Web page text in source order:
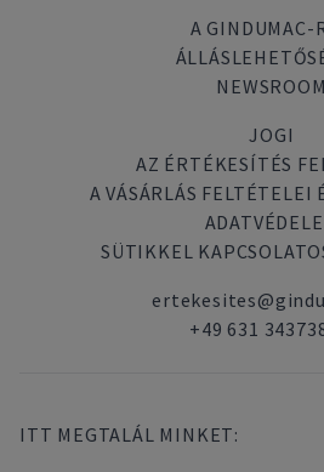
A GINDUMAC-
NEWSROOM
JOGI
AZ ÉRTÉKESÍTÉS
A VÁSÁRLÁS FELTÉTELEI
SÜTIKKEL
+49 631
ITT MEGTALÁL MINKET: